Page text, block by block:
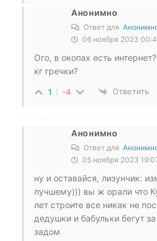
Анонимно
Ответ для
06 ноября 2023
Ого, в окопах есть
кг гречки?
1 -4 Ответить
Анонимно
Ответ для
05 ноября 2023
ну и оставайся, лизунчик:
лучшему))) вы ж орали что
лет строите все никак не
дедушки и бабульки бегут
задом